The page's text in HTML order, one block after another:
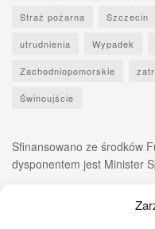
Straż pożarna Szczecin
utrudnienia Wypadek
Zachodniopomorskie
Świnoujście
Sfinansowano ze środków
dysponentem jest Minister